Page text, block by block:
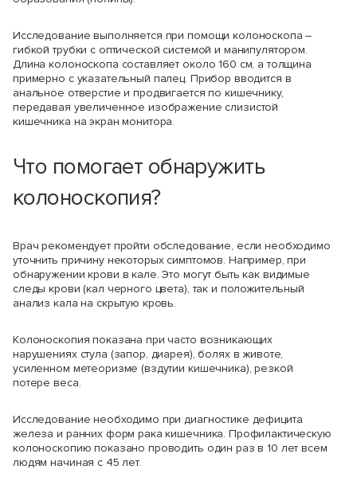
Исследование выполняется при помощи колоноскопа –
гибкой трубки с оптической системой и манипулятором.
Длина колоноскопа составляет около 160 см, а толщина
примерно с указательный палец. Прибор вводится в
анальное отверстие и продвигается по кишечнику,
передавая увеличенное изображение слизистой
кишечника на экран монитора.
Что помогает обнаружить
колоноскопия?
Врач рекомендует пройти обследование, если необходимо
уточнить причину некоторых симптомов. Например, при
обнаружении крови в кале. Это могут быть как видимые
следы крови (кал черного цвета), так и положительный
анализ кала на скрытую кровь.
Колоноскопия показана при часто возникающих
нарушениях стула (запор, диарея), болях в животе,
усиленном метеоризме (вздутии кишечника), резкой
потере веса.
Исследование необходимо при диагностике дефицита
железа и ранних форм рака кишечника. Профилактическую
колоноскопию показано проводить один раз в 10 лет всем
людям начиная с 45 лет.